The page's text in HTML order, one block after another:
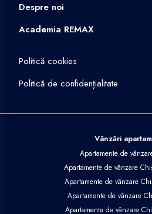
Despre noi
Academia REMAX
Politică cookies
Politică de confidențialitate
Vânzări
Apartamente de
Apartamente de vânzare
Apartamente de vânzare
Apartamente de vânzare
Apartamente de vânzare